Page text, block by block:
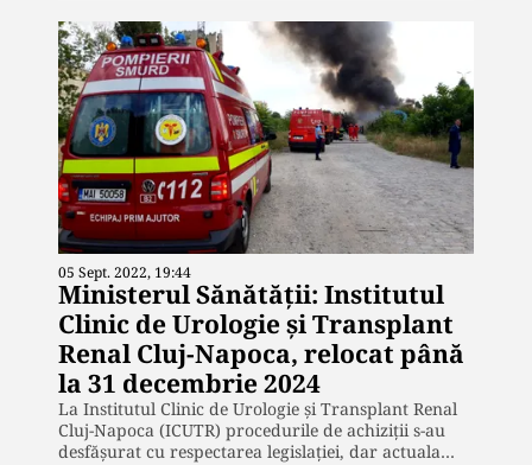
05 Sept. 2022, 19:44
Ministerul Sănătății: Institutul
Clinic de Urologie şi Transplant
Renal Cluj-Napoca, relocat până
la 31 decembrie 2024
La Institutul Clinic de Urologie şi Transplant Renal
Cluj-Napoca (ICUTR) procedurile de achiziții s-au
desfășurat cu respectarea legislației, dar actuala…